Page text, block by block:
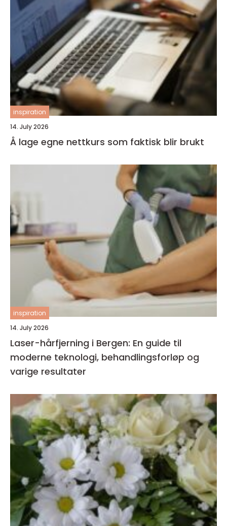
inspiration
14. July 2026
Å lage egne nettkurs som faktisk blir brukt
inspiration
14. July 2026
Laser-hårfjerning i Bergen: En guide til
moderne teknologi, behandlingsforløp og
varige resultater